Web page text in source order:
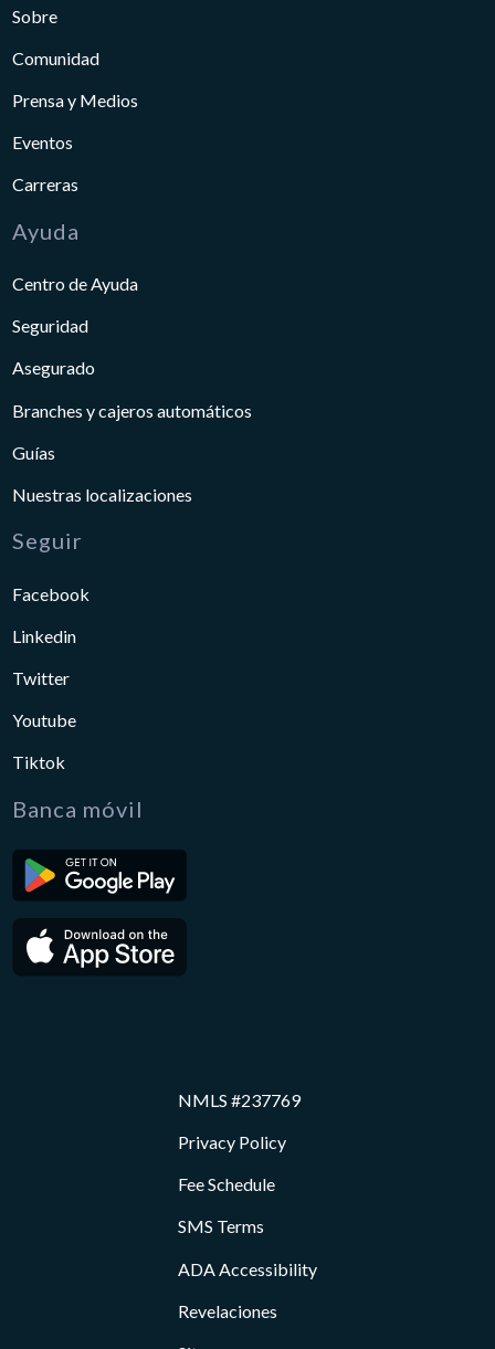
Sobre
Comunidad
Prensa y Medios
Eventos
Carreras
Ayuda
Centro de Ayuda
Seguridad
Asegurado
Branches y cajeros automáticos
Guías
Nuestras localizaciones
Seguir
Facebook
Linkedin
Twitter
Youtube
Tiktok
Banca móvil
NMLS #237769
Privacy Policy
Fee Schedule
SMS Terms
ADA Accessibility
Revelaciones